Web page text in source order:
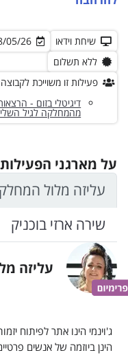
שיחת וידאו 05/26
ללא תשלום
פעילות זו משוייכת
דיגיטלי בזום -
מהמחלקה לגיל
על מארגני הפעילות
עליזה מלול
שירה ארזי בוכניק
עליזה
ג'וינמי הינו אתר לפיתוח
הינן ביוזמה של אנשים